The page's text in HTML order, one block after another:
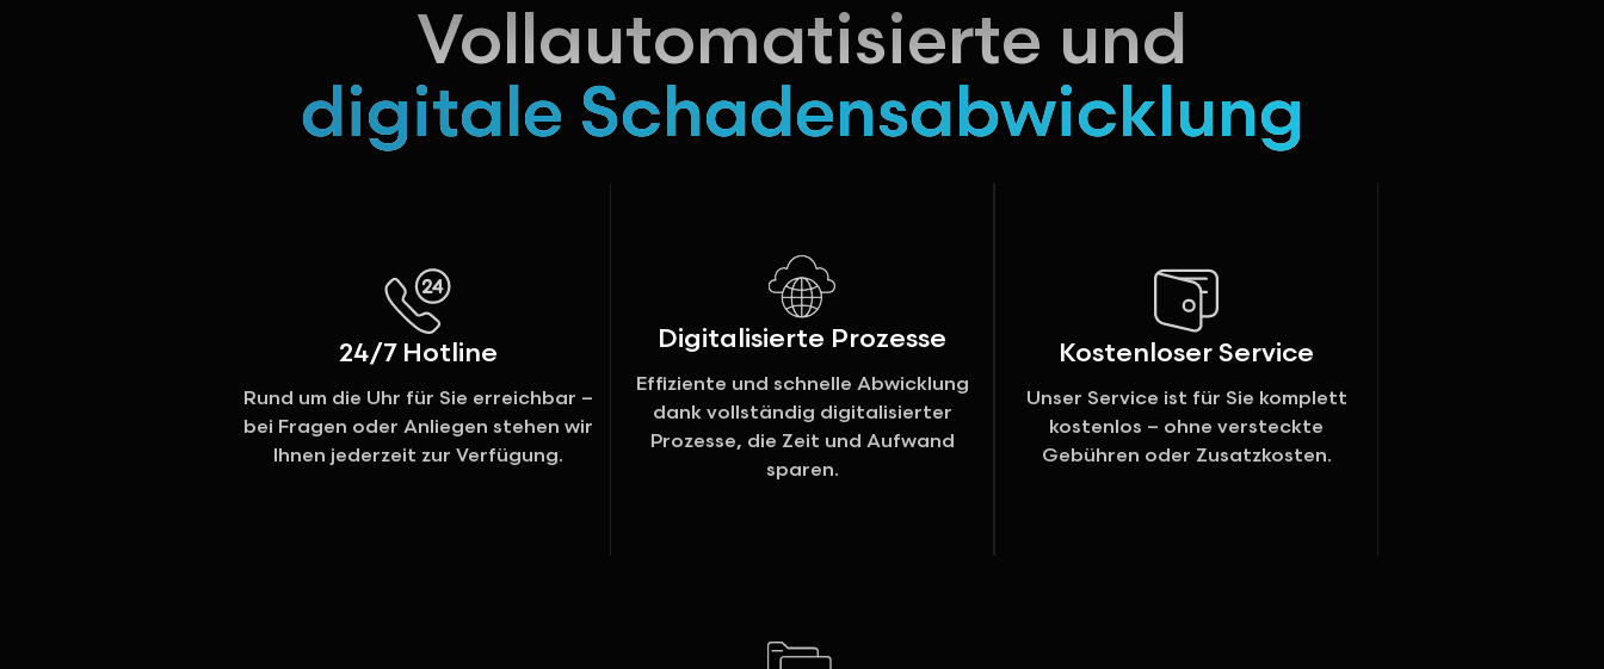
Vollautomatisierte und
digitale Schadensabwicklung
24/7 Hotline
Rund um die Uhr für Sie erreichbar –
bei Fragen oder Anliegen stehen wir
Ihnen jederzeit zur Verfügung.
Digitalisierte Prozesse
Effiziente und schnelle Abwicklung
dank vollständig digitalisierter
Prozesse, die Zeit und Aufwand
sparen.
Kostenloser Service
Unser Service ist für Sie komplett
kostenlos – ohne versteckte
Gebühren oder Zusatzkosten.